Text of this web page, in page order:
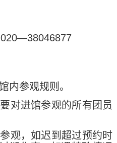
020—38046877
内参观规则。
对进馆参观的所有团员
观，如迟到超过预约时